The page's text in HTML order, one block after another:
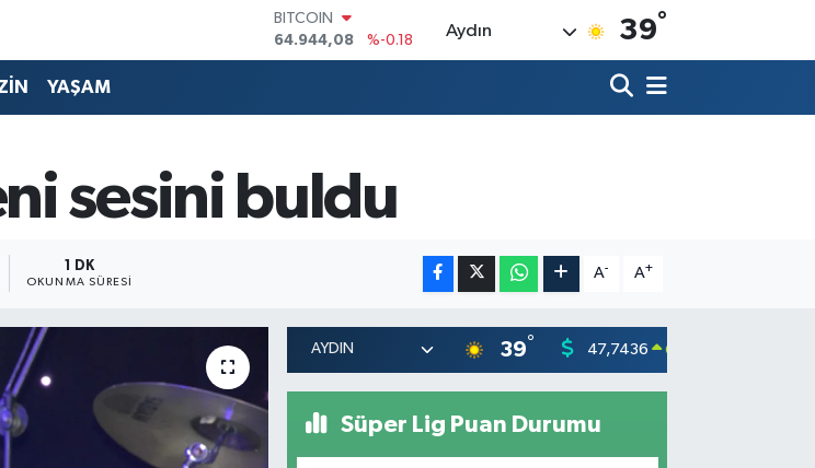
DOLAR
47,7436
%0.18
EURO
6660.55
%0.03
BİST100
13.779
%-14
Aydın 39°
YAŞAM
sesini buldu
1 DK
OKUNMA SÜRESI
A- A+
39° 47,7436 0.18
Süper Lig Puan Durumu